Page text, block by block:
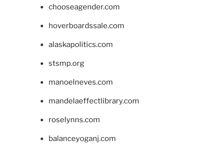
chooseagender.com
hoverboardssale.com
alaskapolitics.com
stsmp.org
manoelneves.com
mandelaeffectlibrary.com
roselynns.com
balanceyoganj.com